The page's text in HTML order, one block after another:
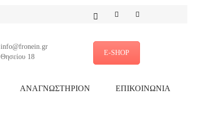
info@fronein.gr
Θησείου 18
E-SHOP
ΑΝΑΓΝΩΣΤΗΡΙΟΝ ΕΠΙΚΟΙΝΩΝΙΑ